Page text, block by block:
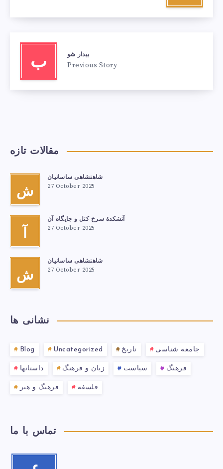
ب بیدار شو
Previous Story
مقالات تازه
ش
شاهنشاهی ساسانیان
27 October 2025
آ
آتشكدهٔ سرخ‌ کتل و جایگاه آن
27 October 2025
ش
شاهنشاهی ساسانیان
27 October 2025
نشانی ها
Blog Uncategorized تاریخ جامعه شناسی
داستانها زبان و فرهنگ سیاست فرهنگ
فرهنگ و هنر فلسفه
تماس با ما